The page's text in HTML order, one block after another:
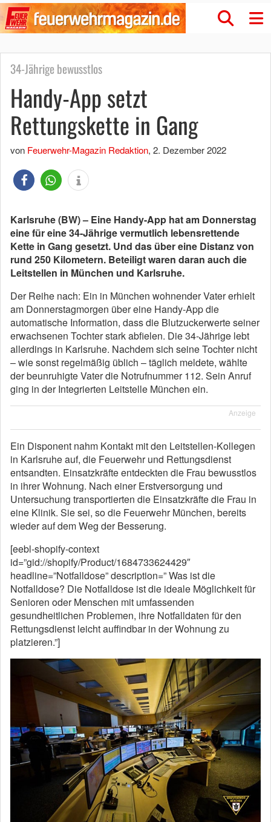
34-Jährige bewusstlos
Handy-App setzt
Rettungskette in Gang
von Feuerwehr-Magazin Redaktion, 2. Dezember 2022
Karlsruhe (BW) – Eine Handy-App hat am Donnerstag
eine für eine 34-Jährige vermutlich lebensrettende
Kette in Gang gesetzt. Und das über eine Distanz von
rund 250 Kilometern. Beteiligt waren daran auch die
Leitstellen in München und Karlsruhe.
Der Reihe nach: Ein in München wohnender Vater erhielt
am Donnerstagmorgen über eine Handy-App die
automatische Information, dass die Blutzuckerwerte seiner
erwachsenen Tochter stark abfielen. Die 34-Jährige lebt
allerdings in Karlsruhe. Nachdem sich seine Tochter nicht
– wie sonst regelmäßig üblich – täglich meldete, wählte
der beunruhigte Vater die Notrufnummer 112. Sein Anruf
ging in der Integrierten Leitstelle München ein.
Anzeige
Ein Disponent nahm Kontakt mit den Leitstellen-Kollegen
in Karlsruhe auf, die Feuerwehr und Rettungsdienst
entsandten. Einsatzkräfte entdeckten die Frau bewusstlos
in ihrer Wohnung. Nach einer Erstversorgung und
Untersuchung transportierten die Einsatzkräfte die Frau in
eine Klinik. Sie sei, so die Feuerwehr München, bereits
wieder auf dem Weg der Besserung.
[eebl-shopify-context
id=”gid://shopify/Product/1684733624429″
headline=”Notfalldose” description=” Was ist die
Notfalldose? Die Notfalldose ist die ideale Möglichkeit für
Senioren oder Menschen mit umfassenden
gesundheitlichen Problemen, ihre Notfalldaten für den
Rettungsdienst leicht auffindbar in der Wohnung zu
platzieren.”]